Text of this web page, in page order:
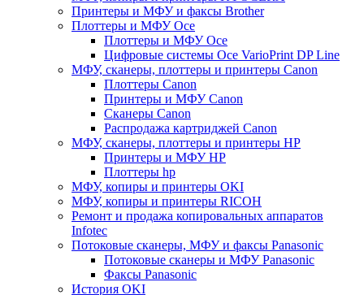
Принтеры и МФУ и факсы Brother
Плоттеры и МФУ Oce
Плоттеры и МФУ Oce
Цифровые системы Oce VarioPrint DP Line
МФУ, сканеры, плоттеры и принтеры Canon
Плоттеры Canon
Принтеры и МФУ Canon
Сканеры Canon
Распродажа картриджей Canon
МФУ, сканеры, плоттеры и принтеры HP
Принтеры и МФУ HP
Плоттеры hp
МФУ, копиры и принтеры OKI
МФУ, копиры и принтеры RICOH
Ремонт и продажа копировальных аппаратов
Infotec
Потоковые сканеры, МФУ и факсы Panasonic
Потоковые сканеры и МФУ Panasonic
Факсы Panasonic
История OKI